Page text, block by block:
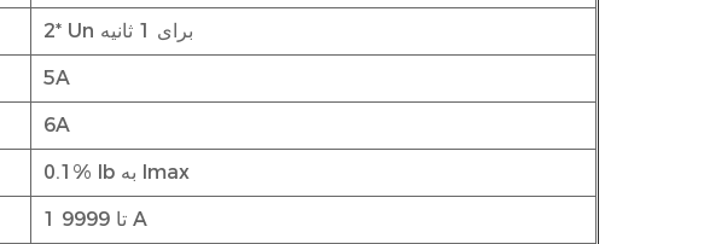
2* Un برای 1 ثانیه
5A
6A
0.1% Ib به Imax
1 تا 9999 A